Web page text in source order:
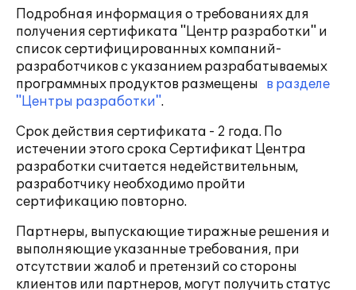
Подробная информация о требованиях для
получения сертификата "Центр разработки" и
список сертифицированных компаний-
разработчиков с указанием разрабатываемых
программных продуктов размещены в разделе
"Центры разработки".
Срок действия сертификата - 2 года. По
истечении этого срока Сертификат Центра
разработки считается недействительным,
разработчику необходимо пройти
сертификацию повторно.
Партнеры, выпускающие тиражные решения и
выполняющие указанные требования, при
отсутствии жалоб и претензий со стороны
клиентов или партнеров, могут получить статус